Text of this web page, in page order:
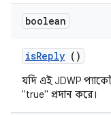
boolean
isReply ()
যদি এই JDWP
"true" প্রদান করে।